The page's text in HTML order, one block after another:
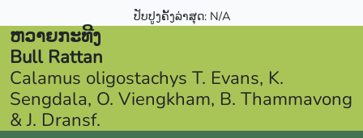
ປັບປູງຄັ້ງລ່າສຸດ: N/A
ຫວາຍກະທີງ
Bull Rattan
Calamus oligostachys T. Evans, K.
Sengdala, O. Viengkham, B. Thammavong
& J. Dransf.